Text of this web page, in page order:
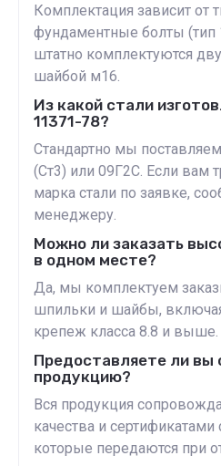
Комплектация зависит от
фундаментные болты (тип
штатно комплектуются
шайбой м16.
Из какой стали
11371-78?
Стандартно мы
(Ст3) или 09Г2С. Если вам
марка стали по заявке,
менеджеру.
Можно ли заказать
в одном месте?
Да, мы комплектуем
шпильки и шайбы,
крепеж класса 8.8 и выше.
Предоставляете ли вы
продукцию?
Вся продукция
качества и сертификатами
которые передаются при